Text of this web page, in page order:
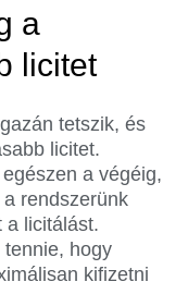
a
licitet
tetszik, és
licitet.
a végéig,
rendszerünk
a licitálást.
hogy
kifizetni